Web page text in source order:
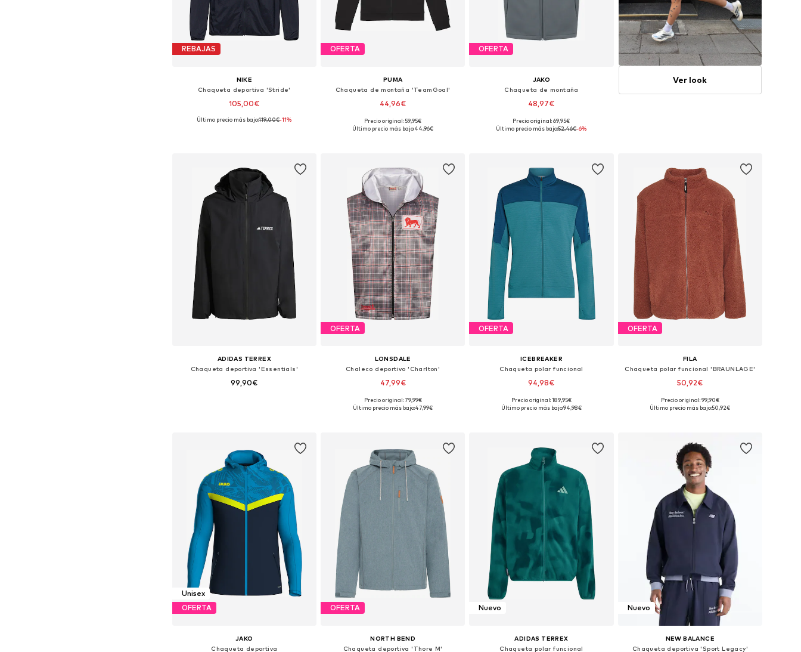
REBAJAS
NIKE
Chaqueta deportiva 'Stride'
105,00€
Tallas disponibles: S, M, L, XL, XXL
Último precio más bajo:119,00€-11%
OFERTA
PUMA
Chaqueta de montaña 'TeamGoal'
44,96€
Tallas disponibles: S, M, L, XL, XXL
Precio original: 59,95€
Último precio más bajo:44,96€
OFERTA
JAKO
Chaqueta de montaña
48,97€
Tallas disponibles: S, M, L
Precio original: 69,95€
Último precio más bajo:52,46€-6%
Ver look
ADIDAS TERREX
Chaqueta deportiva 'Essentials'
99,90€
OFERTA
LONSDALE
Chaleco deportivo 'Charlton'
47,99€
Tallas disponibles: S, M, L, XL, XXL, XXXL
Precio original: 79,99€
Último precio más bajo:47,99€
OFERTA
ICEBREAKER
Chaqueta polar funcional
94,98€
Tallas disponibles: S, M, L
Precio original: 189,95€
Último precio más bajo:94,98€
OFERTA
FILA
Chaqueta polar funcional 'BRAUNLAGE'
50,92€
Tallas disponibles: S, M, L, XL
Precio original: 99,90€
Último precio más bajo:50,92€
Unisex
OFERTA
JAKO
Chaqueta deportiva
OFERTA
NORTH BEND
Chaqueta deportiva 'Thore M'
Nuevo
ADIDAS TERREX
Chaqueta polar funcional
Nuevo
NEW BALANCE
Chaqueta deportiva 'Sport Legacy'